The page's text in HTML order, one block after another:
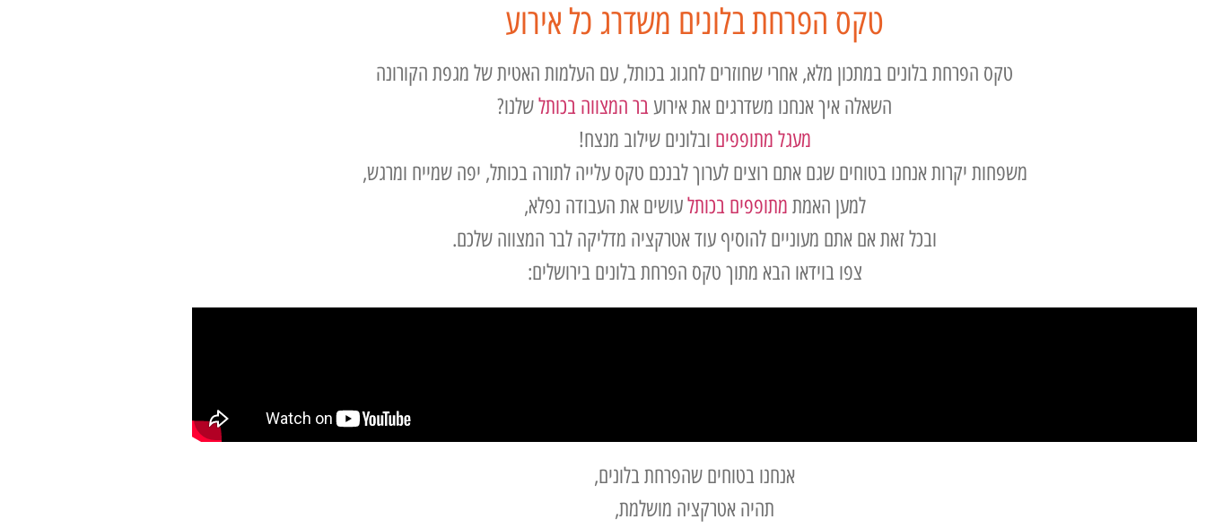
טקס הפרחת בלונים משדרג כל אירוע
טקס הפרחת בלונים במתכון מלא, אחרי שחוזרים לחגוג בכותל, עם העלמות האטית של מגפת הקורונה
השאלה איך אנחנו משדרגים את אירועבר המצווה בכותלשלנו?
מעגל מתופפים ובלונים שילוב מנצח!
משפחות יקרות אנחנו בטוחים שגם אתם רוצים לערוך לבנכם טקס עלייה לתורה בכותל, יפה שמייח ומרגש,
למען האמת מתופפים בכותלעושים את העבודה נפלא,
ובכל זאת אם אתם מעוניים להוסיף עוד אטרקציה מדליקה לבר המצווה שלכם.
צפו בוידאו הבא מתוך טקס הפרחת בלונים בירושלים:
אנחנו בטוחים שהפרחת בלונים,
תהיה אטרקציה מושלמת,